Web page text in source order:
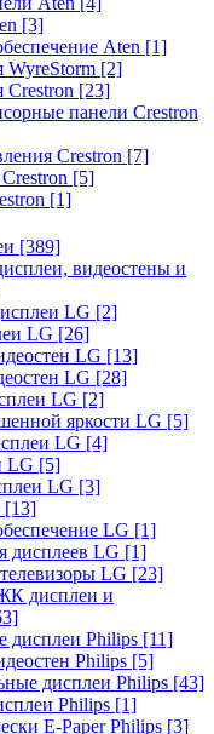
[3]
Aten [1]
WyreStorm [2]
[23]
панели Crestron
Crestron [7]
[5]
[1]
[389]
видеостены и
LG [2]
LG [26]
LG [13]
LG [28]
LG [2]
яркости LG [5]
LG [4]
LG [5]
LG [3]
[13]
LG [1]
дисплеев LG [1]
LG [23]
дисплеи и
дисплеи Philips [11]
Philips [5]
дисплеи Philips [43]
Philips [1]
E-Paper Philips [3]